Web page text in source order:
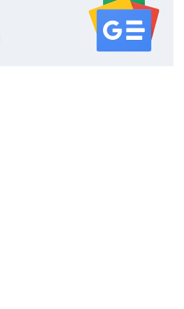
serwisu